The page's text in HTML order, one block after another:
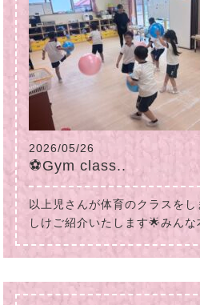
2026/05/26
⚽Gym class..
以上児さんが体育のクラスを
しけご紹介いたします🌟みん